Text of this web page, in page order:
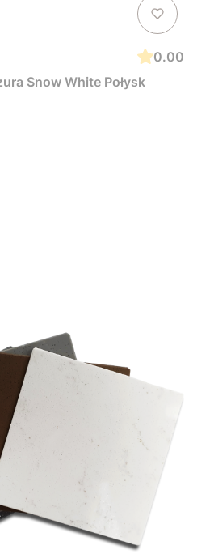
0.00
Snow White Połysk